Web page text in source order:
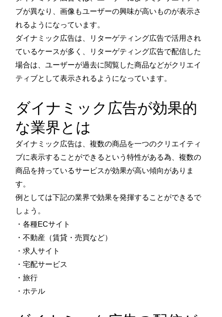
ブが異なり、画像もユーザーの興味が高いものが表示さ
れるようになっています。
ダイナミック広告は、リターゲティング広告で活用され
ているケースが多く、リターゲティング広告で配信した
場合は、ユーザーが過去に閲覧した商品などがクリエイ
ティブとして表示されるようになっています。
ダイナミック広告が効果的
な業界とは
ダイナミック広告は、複数の商品を一つのクリエイティ
ブに表示することができるという特性がある為、複数の
商品を持っているサービスが効果が高い傾向がありま
す。
例としては下記の業界で効果を発揮することができるで
しょう。
・各種ECサイト
・不動産（賃貸・売買など）
・求人サイト
・宅配サービス
・旅行
・ホテル